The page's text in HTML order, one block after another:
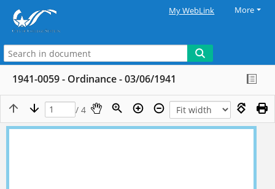
My WebLink More
1941-0059 - Ordinance - 03/06/1941
/ 4